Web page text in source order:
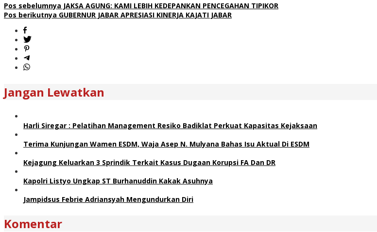
Pos sebelumnya JAKSA AGUNG: KAMI LEBIH KEDEPANKAN PENCEGAHAN TIPIKOR
Pos berikutnya GUBERNUR JABAR APRESIASI KINERJA KAJATI JABAR
Jangan Lewatkan
Harli Siregar : Pelatihan Management Resiko Badiklat Perkuat Kapasitas Kejaksaan
Terima Kunjungan Wamen ESDM, Waja Asep N. Mulyana Bahas Isu Aktual Di ESDM
Kejagung Keluarkan 3 Sprindik Terkait Kasus Dugaan Korupsi FA Dan DR
Kapolri Listyo Ungkap ST Burhanuddin Kakak Asuhnya
Jampidsus Febrie Adriansyah Mengundurkan Diri
Komentar